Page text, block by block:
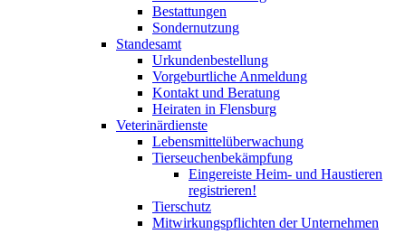
Bestattungen
Sondernutzung
Standesamt
Urkundenbestellung
Vorgeburtliche Anmeldung
Kontakt und Beratung
Heiraten in Flensburg
Veterinärdienste
Lebensmittelüberwachung
Tierseuchenbekämpfung
Eingereiste Heim- und Haustieren
registrieren!
Tierschutz
Mitwirkungspflichten der Unternehmen